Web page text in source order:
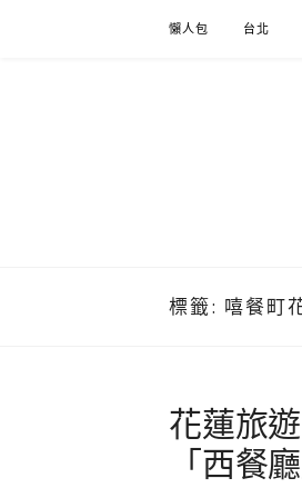
懶人包 台北
標籤: 嘻餐町
花蓮旅
「西餐廳